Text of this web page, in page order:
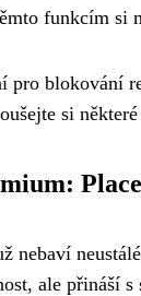
funkcím si
pro blokování
si
nebaví
ale přináší